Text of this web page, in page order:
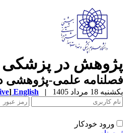
در پزشکی
علمی-پژوهشی
18 مرداد 1405 |
English
]
ورود خودکار